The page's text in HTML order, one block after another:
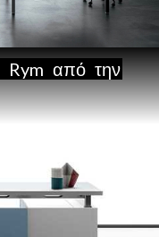
Rym από την